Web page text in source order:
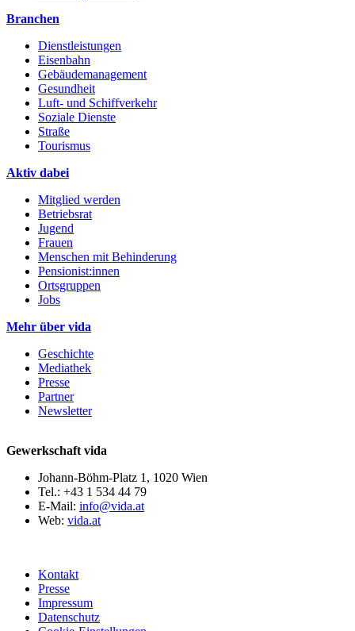
Branchen
Dienstleistungen
Eisenbahn
Gebäudemanagement
Gesundheit
Luft- und Schiffverkehr
Soziale Dienste
Straße
Tourismus
Aktiv dabei
Mitglied werden
Betriebsrat
Jugend
Frauen
Menschen mit Behinderung
Pensionist:innen
Ortsgruppen
Jobs
Mehr über vida
Geschichte
Mediathek
Presse
Partner
Newsletter
Gewerkschaft vida
Johann-Böhm-Platz 1, 1020 Wien
Tel.: +43 1 534 44 79
E-Mail: info@vida.at
Web: vida.at
Kontakt
Presse
Impressum
Datenschutz